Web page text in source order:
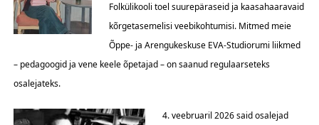
Folkülikooli toel suurepäraseid ja kaasahaaravaid
kõrgetasemelisi veebikohtumisi. Mitmed meie
Õppe- ja Arengukeskuse EVA-Studiorumi liikmed
– pedagoogid ja vene keele õpetajad – on saanud regulaarseteks
osalejateks.
4. veebruaril 2026 said osalejad